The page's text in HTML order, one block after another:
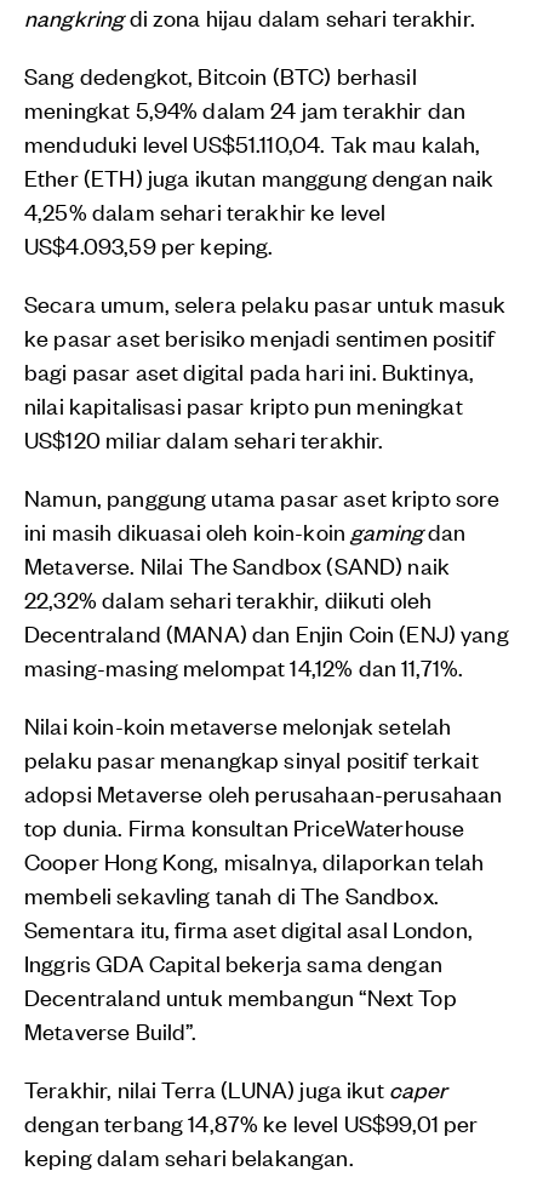
nangkringdi zona hijau dalam sehari terakhir.
Sang dedengkot, Bitcoin (BTC) berhasil
meningkat 5,94% dalam 24 jam terakhir dan
menduduki level US$51.110,04. Tak mau kalah,
Ether (ETH) juga ikutan manggung dengan naik
4,25% dalam sehari terakhir ke level
US$4.093,59 per keping.
Secara umum, selera pelaku pasar untuk masuk
ke pasar aset berisiko menjadi sentimen positif
bagi pasar aset digital pada hari ini. Buktinya,
nilai kapitalisasi pasar kripto pun meningkat
US$120 miliar dalam sehari terakhir.
Namun, panggung utama pasar aset kripto sore
ini masih dikuasai oleh koin-koin gamingdan
Metaverse. Nilai The Sandbox (SAND) naik
22,32% dalam sehari terakhir, diikuti oleh
Decentraland (MANA) dan Enjin Coin (ENJ) yang
masing-masing melompat 14,12% dan 11,71%.
Nilai koin-koin metaverse melonjak setelah
pelaku pasar menangkap sinyal positif terkait
adopsi Metaverse oleh perusahaan-perusahaan
top dunia. Firma konsultan PriceWaterhouse
Cooper Hong Kong, misalnya, dilaporkan telah
membeli sekavling tanah di The Sandbox.
Sementara itu, firma aset digital asal London,
Inggris GDA Capital bekerja sama dengan
Decentraland untuk membangun “Next Top
Metaverse Build”.
Terakhir, nilai Terra (LUNA) juga ikut caper
dengan terbang 14,87% ke level US$99,01 per
keping dalam sehari belakangan.